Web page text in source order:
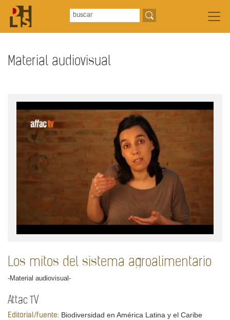
Material audiovisual
Los mitos del sistema agroalimentario
-Material audiovisual-
Attac TV
Editorial/fuente: Biodiversidad en América Latina y el Caribe